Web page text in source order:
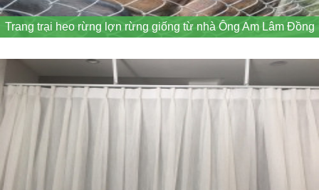
Trang trại heo rừng lợn rừng giống từ nhà Ông Am Lâm Đồng